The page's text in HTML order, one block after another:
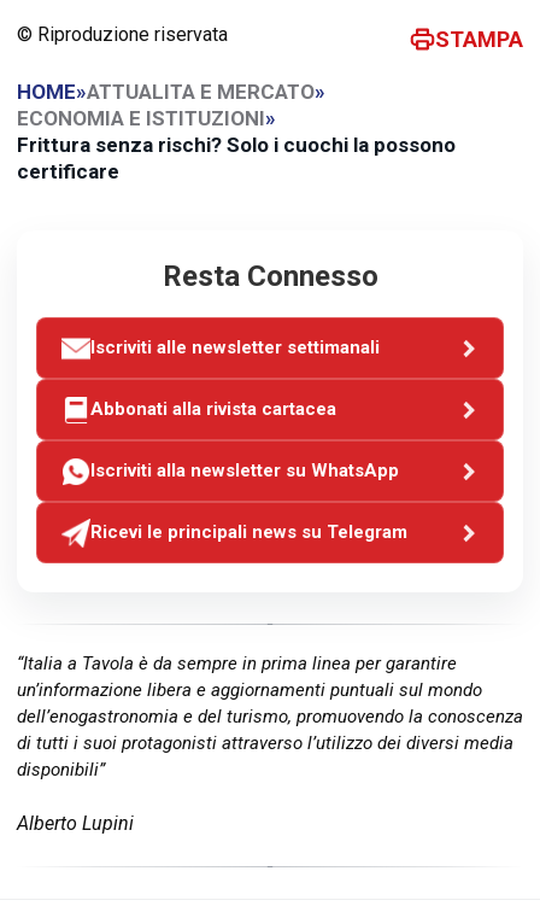
© Riproduzione riservata STAMPA
HOME»ATTUALITA E MERCATO»
ECONOMIA E ISTITUZIONI»
Frittura senza rischi? Solo i cuochi la possono
certificare
Resta Connesso
Iscriviti alle newsletter settimanali
Abbonati alla rivista cartacea
Iscriviti alla newsletter su WhatsApp
Ricevi le principali news su Telegram
“Italia a Tavola è da sempre in prima linea per garantire
un’informazione libera e aggiornamenti puntuali sul mondo
dell’enogastronomia e del turismo, promuovendo la conoscenza
di tutti i suoi protagonisti attraverso l’utilizzo dei diversi media
disponibili”
Alberto Lupini